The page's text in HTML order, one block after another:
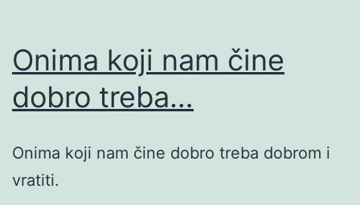
Onima koji nam čine
dobro treba…
Onima koji nam čine dobro treba dobrom i
vratiti.